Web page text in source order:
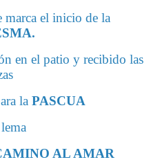
marca el inicio de la
en el patio y recibido las
la PASCUA
AL AMAR